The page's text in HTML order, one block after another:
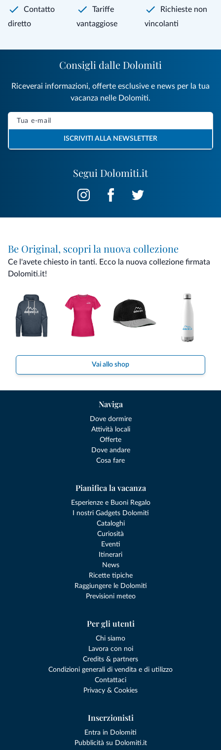
Contatto
diretto
Tariffe
vantaggiose
Richieste non
vincolanti
Segui Dolomiti.it
Consigli dalle Dolomiti
Riceverai informazioni, offerte esclusive e news per la tua
vacanza nelle Dolomiti.
ISCRIVITI ALLA NEWSLETTER
Be Original, scopri la nuova collezione
Ce l'avete chiesto in tanti. Ecco la nuova collezione firmata
Dolomiti.it!
Vai allo shop
Naviga
Dove dormire
Attività locali
Offerte
Dove andare
Cosa fare
Pianifica la vacanza
Esperienze e Buoni Regalo
I nostri Gadgets Dolomiti
Cataloghi
Curiosità
Eventi
Itinerari
News
Ricette tipiche
Raggiungere le Dolomiti
Previsioni meteo
Per gli utenti
Chi siamo
Lavora con noi
Credits & partners
Condizioni generali di vendita e di utilizzo
Contattaci
Privacy & Cookies
Inserzionisti
Entra in Dolomiti
Pubblicità su Dolomiti.it